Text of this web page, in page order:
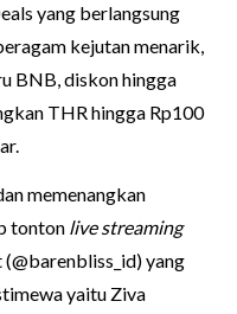
yang berlangsung
kejutan menarik,
BNB, diskon hingga
THR hingga Rp100
memenangkan
tonton live streaming
yang
yaitu Ziva